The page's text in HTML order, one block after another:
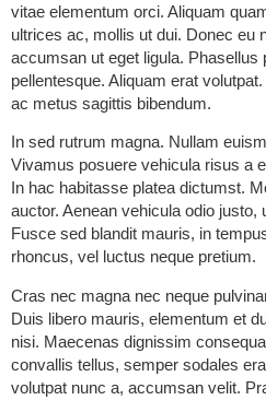
vitae elementum orci. Aliquam
ultrices ac, mollis ut dui. Donec eu
accumsan ut eget ligula. Phasellus
pellentesque. Aliquam erat
ac metus sagittis bibendum.
In sed rutrum magna. Nullam
Vivamus posuere vehicula risus a
In hac habitasse platea dictumst.
auctor. Aenean vehicula odio justo,
Fusce sed blandit mauris, in
rhoncus, vel luctus neque pretium.
Cras nec magna nec neque
Duis libero mauris, elementum et
nisi. Maecenas dignissim
convallis tellus, semper sodales
volutpat nunc a, accumsan velit.